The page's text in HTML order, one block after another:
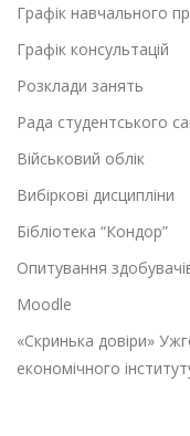
Графік навчального
Графік консультацій
Розклади занять
Рада студентського
Військовий облік
Вибіркові дисципліни
Бібліотека “Кондор”
Опитування
Moodle
«Скринька довіри»
економічного